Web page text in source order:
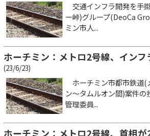
交通インフラ開発を手
ー峠)グループ(DeoCa
ミン市人...
ホーチミン：メトロ2号線、インフ
(23/6/23)
ホーチミン市都市鉄道(
ン～タムルオン間)案件
管理委員...
ホーチミン：メトロ2号線、首相